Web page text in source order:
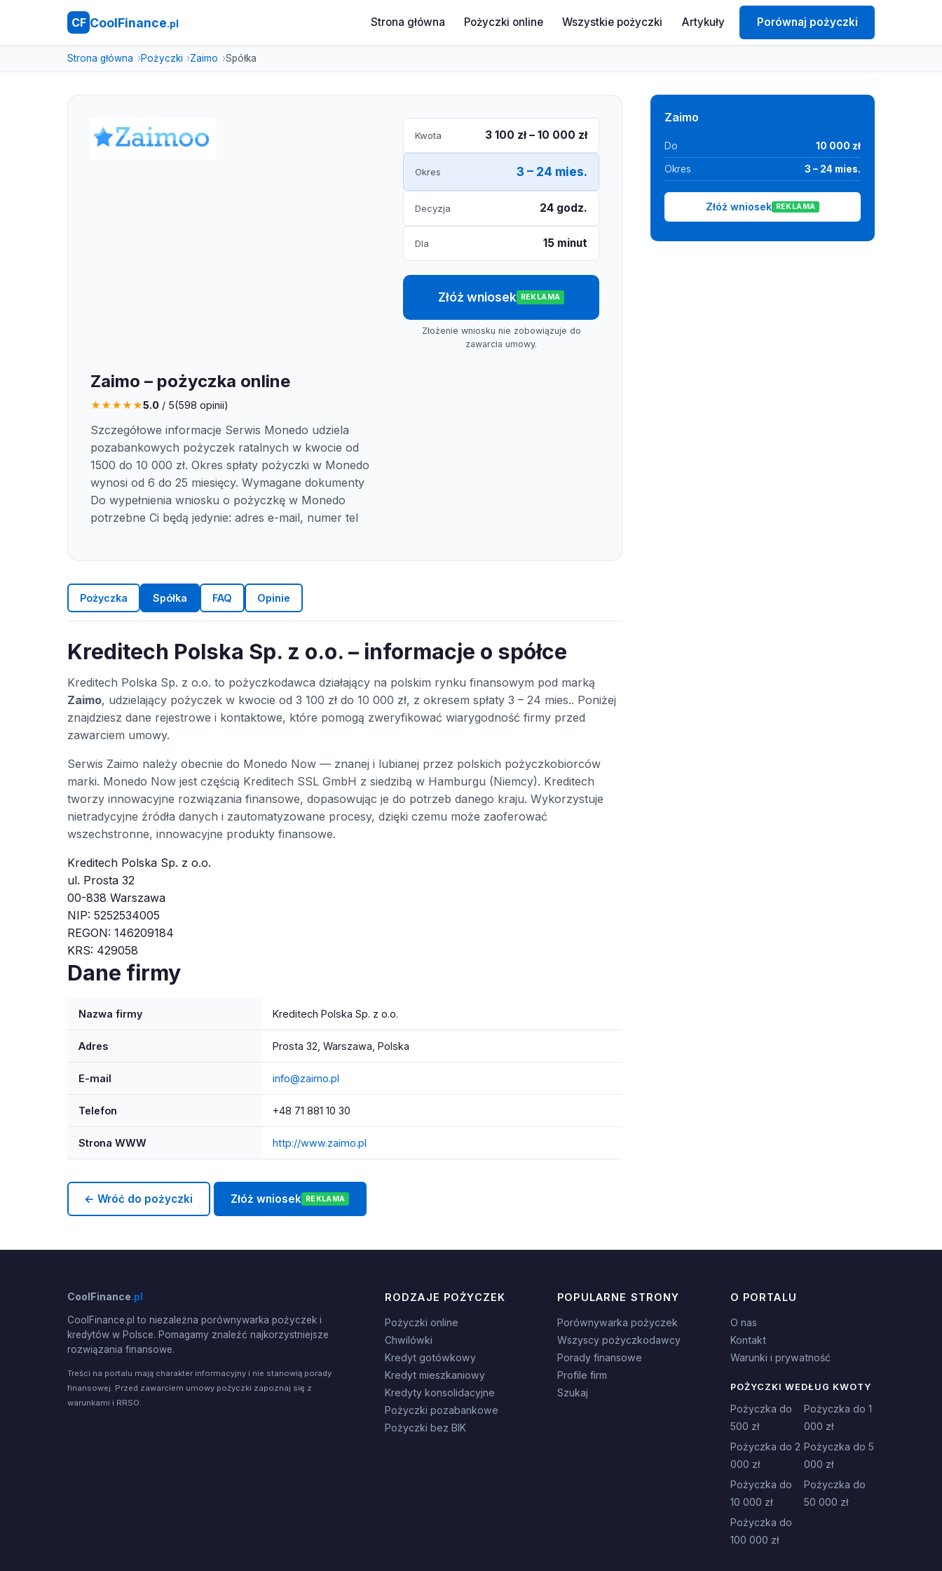
CF CoolFinance.pl Strona główna Pożyczki online Wszystkie pożyczki Artykuły Porównaj pożyczki
Strona główna Pożyczki Zaimo Spółka
Zaimo – pożyczka online
★★★★★5.0 / 5(598 opinii)
Szczegółowe informacje Serwis Monedo udziela
pozabankowych pożyczek ratalnych w kwocie od
1500 do 10 000 zł. Okres spłaty pożyczki w Monedo
wynosi od 6 do 25 miesięcy. Wymagane dokumenty
Do wypełnienia wniosku o pożyczkę w Monedo
potrzebne Ci będą jedynie: adres e-mail, numer tel
Kwota 3 100 zł – 10 000 zł
Okres 3 – 24 mies.
Decyzja 24 godz.
Dla 15 minut
Złóż wniosek REKLAMA
Złożenie wniosku nie zobowiązuje do
zawarcia umowy.
Pożyczka Spółka FAQ Opinie
Kreditech Polska Sp. z o.o. – informacje o spółce
Kreditech Polska Sp. z o.o. to pożyczkodawca działający na polskim rynku finansowym pod marką
Zaimo, udzielający pożyczek w kwocie od 3 100 zł do 10 000 zł, z okresem spłaty 3 – 24 mies.. Poniżej
znajdziesz dane rejestrowe i kontaktowe, które pomogą zweryfikować wiarygodność firmy przed
zawarciem umowy.
Serwis Zaimo należy obecnie do Monedo Now — znanej i lubianej przez polskich pożyczkobiorców
marki. Monedo Now jest częścią Kreditech SSL GmbH z siedzibą w Hamburgu (Niemcy). Kreditech
tworzy innowacyjne rozwiązania finansowe, dopasowując je do potrzeb danego kraju. Wykorzystuje
nietradycyjne źródła danych i zautomatyzowane procesy, dzięki czemu może zaoferować
wszechstronne, innowacyjne produkty finansowe.
Kreditech Polska Sp. z o.o.
ul. Prosta 32
00-838 Warszawa
NIP: 5252534005
REGON: 146209184
KRS: 429058
Dane firmy
Nazwa firmy Kreditech Polska Sp. z o.o.
Adres Prosta 32, Warszawa, Polska
E-mail info@zaimo.pl
Telefon +48 71 881 10 30
Strona WWW http://www.zaimo.pl
← Wróć do pożyczki Złóż wniosek REKLAMA
Zaimo
Do 10 000 zł
Okres 3 – 24 mies.
Złóż wniosek REKLAMA
CoolFinance.pl
CoolFinance.pl to niezależna porównywarka pożyczek i
kredytów w Polsce. Pomagamy znaleźć najkorzystniejsze
rozwiązania finansowe.
Treści na portalu mają charakter informacyjny i nie stanowią porady
finansowej. Przed zawarciem umowy pożyczki zapoznaj się z
warunkami i RRSO.
RODZAJE POŻYCZEK
Pożyczki online
Chwilówki
Kredyt gotówkowy
Kredyt mieszkaniowy
Kredyty konsolidacyjne
Pożyczki pozabankowe
Pożyczki bez BIK
POPULARNE STRONY
Porównywarka pożyczek
Wszyscy pożyczkodawcy
Porady finansowe
Profile firm
Szukaj
O PORTALU
O nas
Kontakt
Warunki i prywatność
POŻYCZKI WEDŁUG KWOTY
Pożyczka do
500 zł
Pożyczka do 1
000 zł
Pożyczka do 2
000 zł
Pożyczka do 5
000 zł
Pożyczka do
10 000 zł
Pożyczka do
50 000 zł
Pożyczka do
100 000 zł